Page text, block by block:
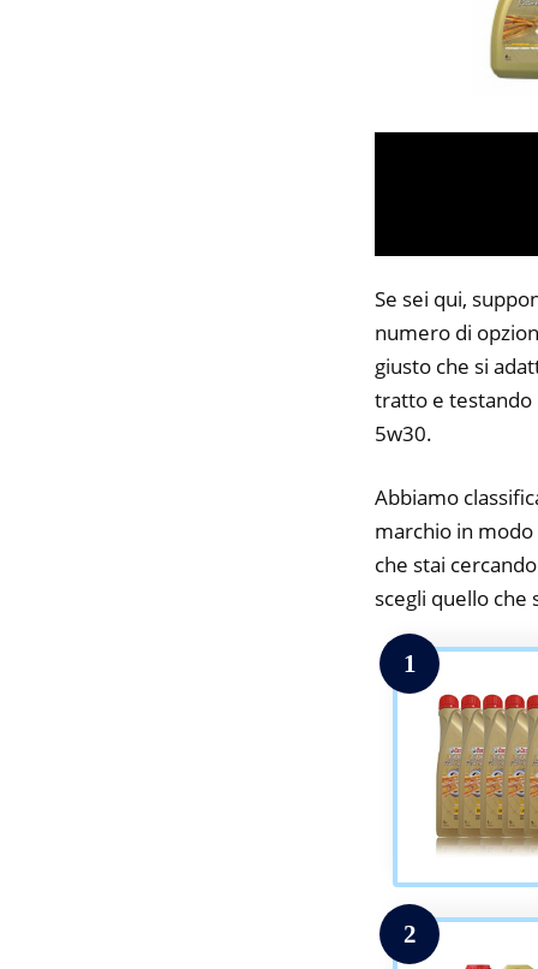
Se sei qui,
numero di
giusto che si
tratto e testando
5w30.
Abbiamo
marchio in
che stai
scegli quello che
1
2